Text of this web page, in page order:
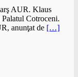
AUR. Klaus
Cotroceni.
anunţat de […]